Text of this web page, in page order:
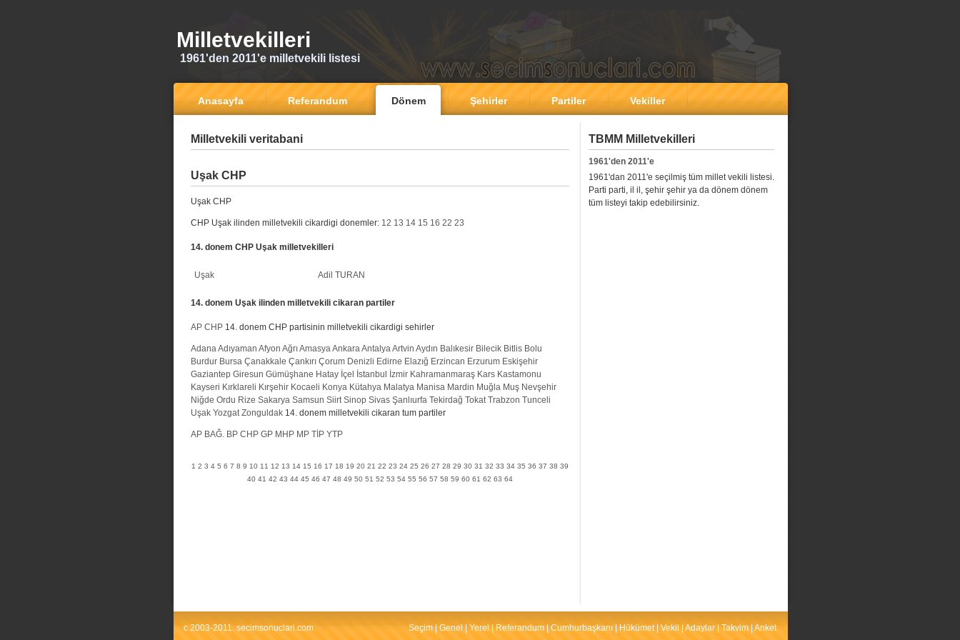
Milletvekilleri
1961'den 2011'e milletvekili listesi
Anasayfa Referandum Dönem Şehirler Partiler Vekiller
Milletvekili veritabani
Uşak CHP
Uşak CHP
CHP Uşak ilinden milletvekili cikardigi donemler: 12 13 14 15 16 22 23
14. donem CHP Uşak milletvekilleri
Uşak Adil TURAN
14. donem Uşak ilinden milletvekili cikaran partiler
AP CHP 14. donem CHP partisinin milletvekili cikardigi sehirler
AdanaAdıyaman Afyon AğrıAmasyaAnkaraAntalyaArtvin Aydın Balıkesir Bilecik Bitlis Bolu
Burdur Bursa Çanakkale Çankırı Çorum Denizli Edirne Elazığ Erzincan Erzurum Eskişehir
Gaziantep Giresun Gümüşhane Hatay İçel İstanbul İzmir Kahramanmaraş Kars Kastamonu
Kayseri Kırklareli Kırşehir Kocaeli Konya Kütahya Malatya Manisa Mardin Muğla Muş Nevşehir
Niğde Ordu Rize Sakarya Samsun Siirt Sinop Sivas Şanlıurfa Tekirdağ Tokat Trabzon Tunceli
Uşak Yozgat Zonguldak 14. donem milletvekili cikaran tum partiler
AP BAĞ. BP CHP GP MHP MP TİP YTP
1 2 3 4 5 6 7 8 9 10 11 12 13 14 15 16 17 18 19 20 21 22 23 24 25 26 27 28 29 30 31 32 33 34 35 36 37 38 39
40 41 42 43 44 45 46 47 48 49 50 51 52 53 54 55 56 57 58 59 60 61 62 63 64
TBMM Milletvekilleri
1961'den 2011'e
1961'dan 2011'e seçilmiş tüm millet vekili listesi.
Parti parti, il il, şehir şehir ya da dönem dönem
tüm listeyi takip edebilirsiniz.
c 2003-2011. secimsonuclari.com Seçim Genel Yerel Referandum Cumhurbaşkanı Hükümet| Vekil Adaylar Takvim Anket